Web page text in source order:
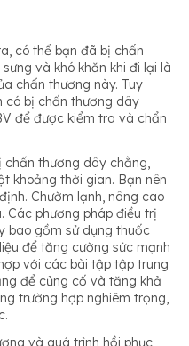
có thể bạn đã bị chấn
và khó khăn khi đi lại là
chấn thương này. Tuy
có bị chấn thương dây
để được kiểm tra và chẩn
chấn thương dây chằng,
khoảng thời gian. Bạn nên
Chườm lạnh, nâng cao
Các phương pháp điều trị
bao gồm sử dụng thuốc
để tăng cường sức mạnh
với các bài tập tập trung
để củng cố và tăng khả
trường hợp nghiêm trọng,
và quá trình hồi phục